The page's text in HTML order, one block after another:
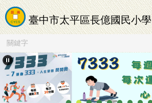
跳
到
主
要
容
區
臺中市太平區長億國民小學